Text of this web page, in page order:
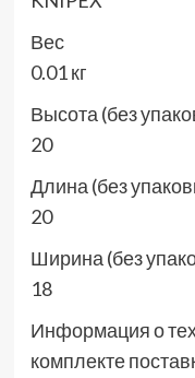
Вес
0.01 кг
Высота (без
20
Длина (без
20
Ширина (без
18
Информация о
комплекте